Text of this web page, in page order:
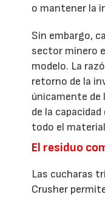
o mantener la
Sin embargo,
sector minero
modelo. La
retorno de la
únicamente de
de la
todo el
El residuo
Las cucharas
Crusher